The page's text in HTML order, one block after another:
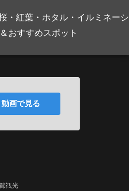
・紅葉・ホタル・イルミネーシ
おすすめスポット
動画で見る
観光